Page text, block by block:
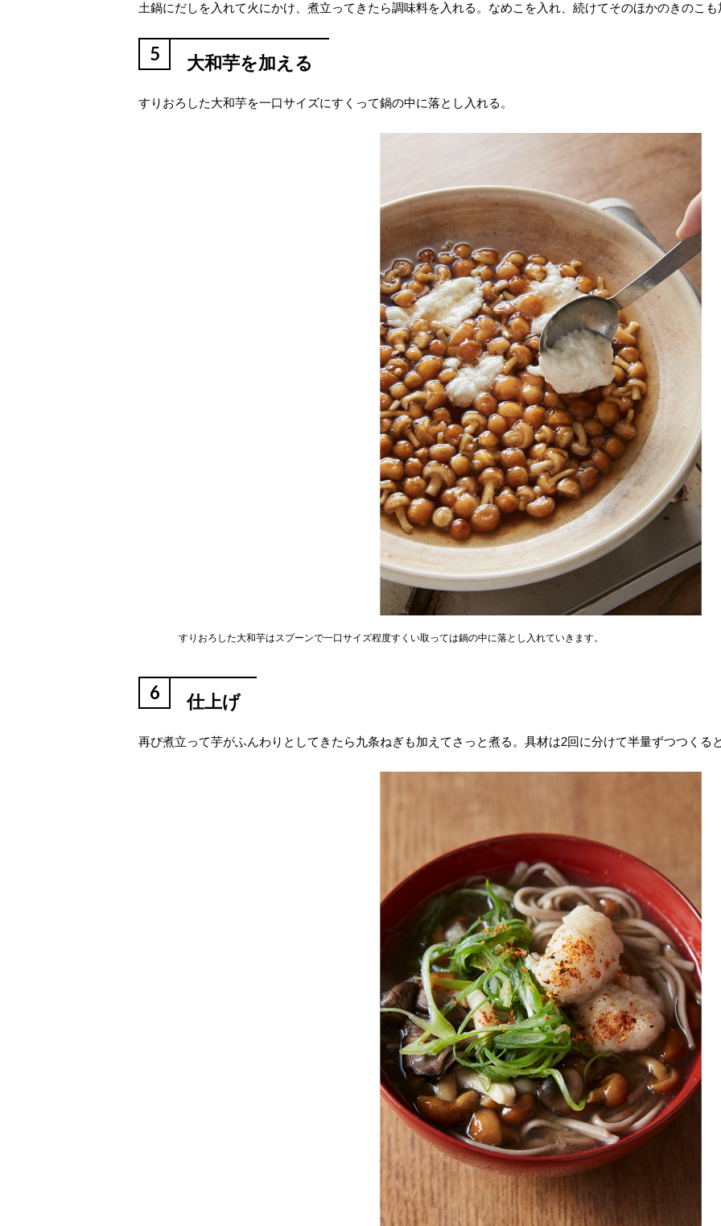
土鍋にだしを入れて火にかけ、煮立ってきたら調味料を入れる。なめこを入れ、続けてそのほかのきのこも
5 大和芋を加える
すりおろした大和芋を一口サイズにすくって鍋の中に落とし入れる。
すりおろした大和芋はスプーンで一口サイズ程度すくい取っては鍋の中に落とし入れていきます。
6 仕上げ
再び煮立って芋がふんわりとしてきたら九条ねぎも加えてさっと煮る。具材は2回に分けて半量ずつつくる